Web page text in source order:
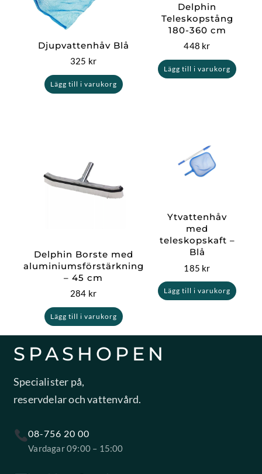
Djupvattenhåv Blå
325 kr
Lägg till i varukorg
Delphin
Teleskopstång
180-360 cm
448 kr
Lägg till i varukorg
Delphin Borste med
aluminiumsförstärkning
– 45 cm
284 kr
Lägg till i varukorg
Ytvattenhåv
med
teleskopskaft –
Blå
185 kr
Lägg till i varukorg
SPASHOPEN
Specialister på,
reservdelar och vattenvård.
08-756 20 00
Vardagar 09:00 – 15:00